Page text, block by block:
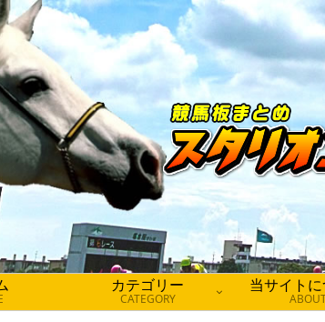
カテゴリー
CATEGORY
当サイト